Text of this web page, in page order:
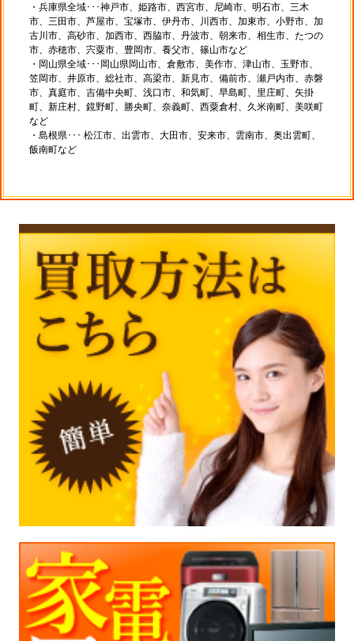
・兵庫県全域･･･神戸市、姫路市、西宮市、尼崎市、明石市、三木
市、三田市、芦屋市、宝塚市、伊丹市、川西市、加東市、小野市、加
古川市、高砂市、加西市、西脇市、丹波市、朝来市、相生市、たつの
市、赤穂市、宍粟市、豊岡市、養父市、篠山市など
・岡山県全域･･･岡山県岡山市、倉敷市、美作市、津山市、玉野市、
笠岡市、井原市、総社市、高梁市、新見市、備前市、瀬戸内市、赤磐
市、真庭市、吉備中央町、浅口市、和気町、早島町、里庄町、矢掛
町、新庄村、鏡野町、勝央町、奈義町、西粟倉村、久米南町、美咲町
など
・島根県･･･ 松江市、出雲市、大田市、安来市、雲南市、奥出雲町、
飯南町など